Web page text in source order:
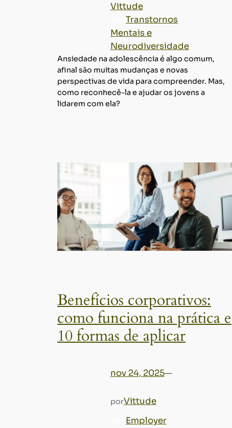
Vittude
Transtornos
Mentais e
Neurodiversidade
Ansiedade na adolescência é algo comum,
afinal são muitas mudanças e novas
perspectivas de vida para compreender. Mas,
como reconhecê-la e ajudar os jovens a
lidarem com ela?
Benefícios corporativos:
como funciona na prática e
10 formas de aplicar
nov 24, 2025—
porVittude
Employer